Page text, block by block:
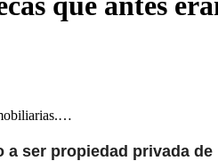
ser propiedad privada de